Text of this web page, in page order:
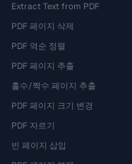
Extract Text from PDF
PDF 페이지 삭제
PDF 역순 정렬
PDF 페이지 추출
홀수/짝수 페이지 추출
PDF 페이지 크기 변경
PDF 자르기
빈 페이지 삽입